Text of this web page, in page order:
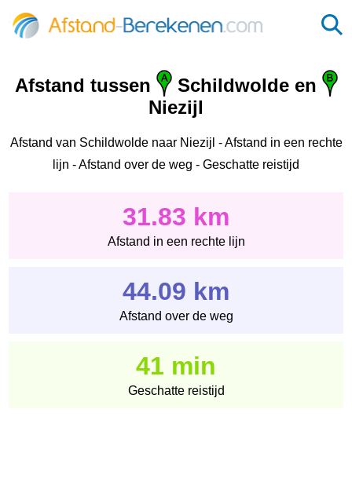
Afstand tussen
Schildwolde en
Niezijl
Afstand van Schildwolde naar Niezijl - Afstand in een rechte
lijn - Afstand over de weg - Geschatte reistijd
31.83 km
Afstand in een rechte lijn
44.09 km
Afstand over de weg
41 min
Geschatte reistijd